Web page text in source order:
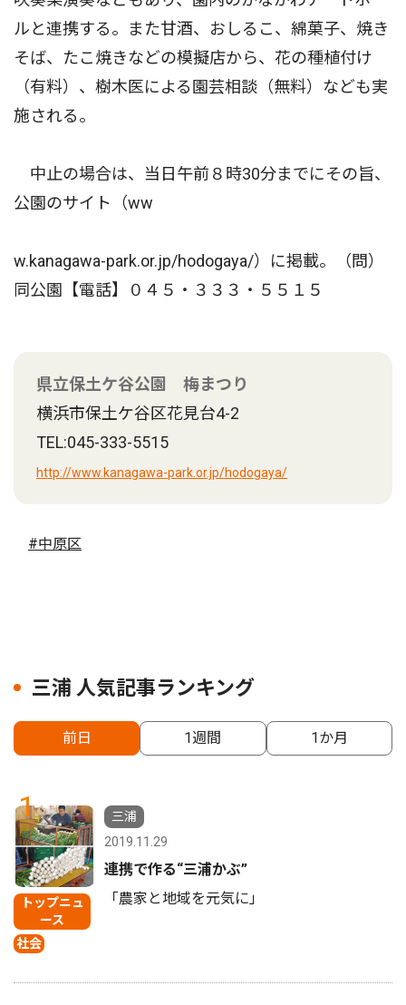
ルと連携する。また甘酒、おしるこ、綿菓子、焼き
そば、たこ焼きなどの模擬店から、花の種植付け
（有料）、樹木医による園芸相談（無料）なども実
施される。
中止の場合は、当日午前８時30分までにその旨、
公園のサイト（ww
w.kanagawa-park.or.jp/hodogaya/）に掲載。（問）
同公園【電話】０４５・３３３・５５１５
県立保土ケ谷公園 梅まつり
横浜市保土ケ谷区花見台4-2
TEL:045-333-5515
http://www.kanagawa-park.or.jp/hodogaya/
#中原区
三浦 人気記事ランキング
前日 1週間 1か月
1
トップニュ
ース
社会
三浦
2019.11.29
連携で作る“三浦かぶ”
「農家と地域を元気に」